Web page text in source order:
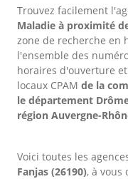
Trouvez facilement
Maladie à proximité
zone de recherche en
l'ensemble des
horaires d'ouverture
locaux CPAM de la
le département
région Auvergne-
Voici toutes les
Fanjas (26190), à vous